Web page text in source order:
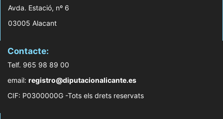
Avda. Estació, nº 6
03005 Alacant
Contacte:
Telf. 965 98 89 00
email: registro@diputacionalicante.es
CIF: P0300000G -Tots els drets reservats